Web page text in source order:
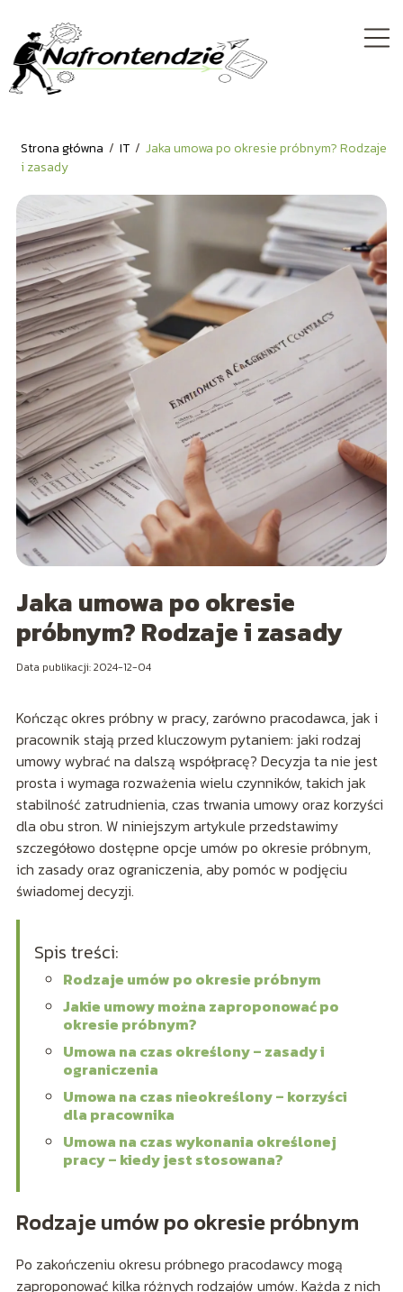
Strona główna / IT / Jaka umowa po okresie próbnym? Rodzaje
i zasady
Jaka umowa po okresie
próbnym? Rodzaje i zasady
Data publikacji: 2024-12-04
Kończąc okres próbny w pracy, zarówno pracodawca, jak i
pracownik stają przed kluczowym pytaniem: jaki rodzaj
umowy wybrać na dalszą współpracę? Decyzja ta nie jest
prosta i wymaga rozważenia wielu czynników, takich jak
stabilność zatrudnienia, czas trwania umowy oraz korzyści
dla obu stron. W niniejszym artykule przedstawimy
szczegółowo dostępne opcje umów po okresie próbnym,
ich zasady oraz ograniczenia, aby pomóc w podjęciu
świadomej decyzji.
Spis treści:
Rodzaje umów po okresie próbnym
Jakie umowy można zaproponować po
okresie próbnym?
Umowa na czas określony – zasady i
ograniczenia
Umowa na czas nieokreślony – korzyści
dla pracownika
Umowa na czas wykonania określonej
pracy – kiedy jest stosowana?
Rodzaje umów po okresie próbnym
Po zakończeniu okresu próbnego pracodawcy mogą
zaproponować kilka różnych rodzajów umów. Każda z nich